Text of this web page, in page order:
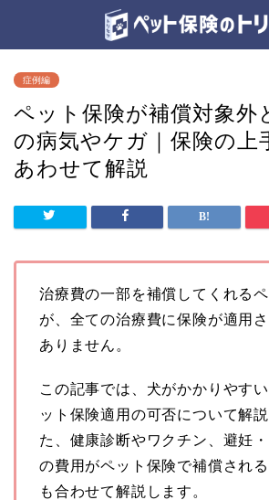
症例編
ペット保険が補償対象外
の病気やケガ｜保険の上
あわせて解説
治療費の一部を補償してくれる
が、全ての治療費に保険が適用
ありません。
この記事では、犬がかかりやす
ット保険適用の可否について解
た、健康診断やワクチン、避妊
の費用がペット保険で補償され
も合わせて解説します。